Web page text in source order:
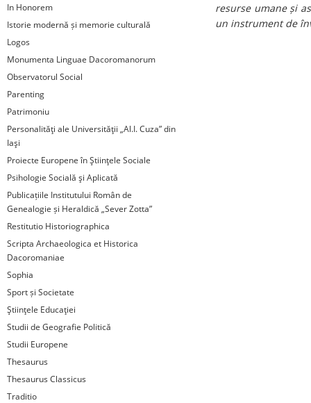
In Honorem
Istorie modernă și memorie culturală
Logos
Monumenta Linguae Dacoromanorum
Observatorul Social
Parenting
Patrimoniu
Personalităţi ale Universităţii „Al.I. Cuza” din
Iaşi
Proiecte Europene în Ştiinţele Sociale
Psihologie Socială şi Aplicată
Publicațiile Institutului Român de
Genealogie și Heraldică „Sever Zotta”
Restitutio Historiographica
Scripta Archaeologica et Historica
Dacoromaniae
Sophia
Sport și Societate
Ştiinţele Educaţiei
Studii de Geografie Politică
Studii Europene
Thesaurus
Thesaurus Classicus
Traditio
resurse umane și
un instrument de